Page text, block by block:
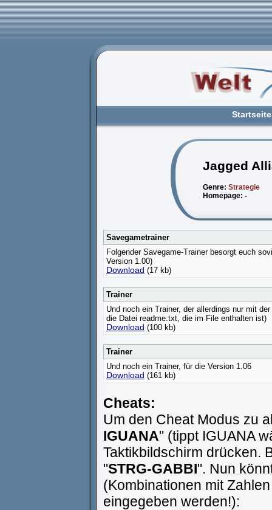
Startseite
Jagged
Genre: Strategie
Homepage: -
Savegametrainer
Folgender Savegame-Trainer besorgt euch
Version 1.00)
Download (17 kb)
Trainer
Und noch ein Trainer, der allerdings nur mit
die Datei readme.txt, die im File enthalten ist)
Download (100 kb)
Trainer
Und noch ein Trainer, für die Version 1.06
Download (161 kb)
Cheats:
Um den Cheat Modus zu
IGUANA" (tippt IGUANA
Taktikbildschirm drücken.
"STRG-GABBI". Nun
(Kombinationen mit
eingegeben werden!):